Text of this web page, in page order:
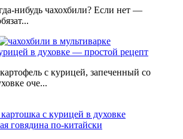
нибудь чахохбили? Если нет —
в духовке — простой рецепт
с курицей, запеченный со
оче...
говядина по-китайски